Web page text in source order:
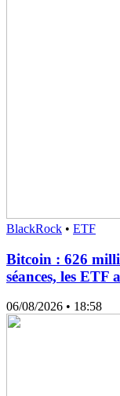
BlackRock • ETF
Bitcoin : 626
séances, les ETF
06/08/2026 • 18:58